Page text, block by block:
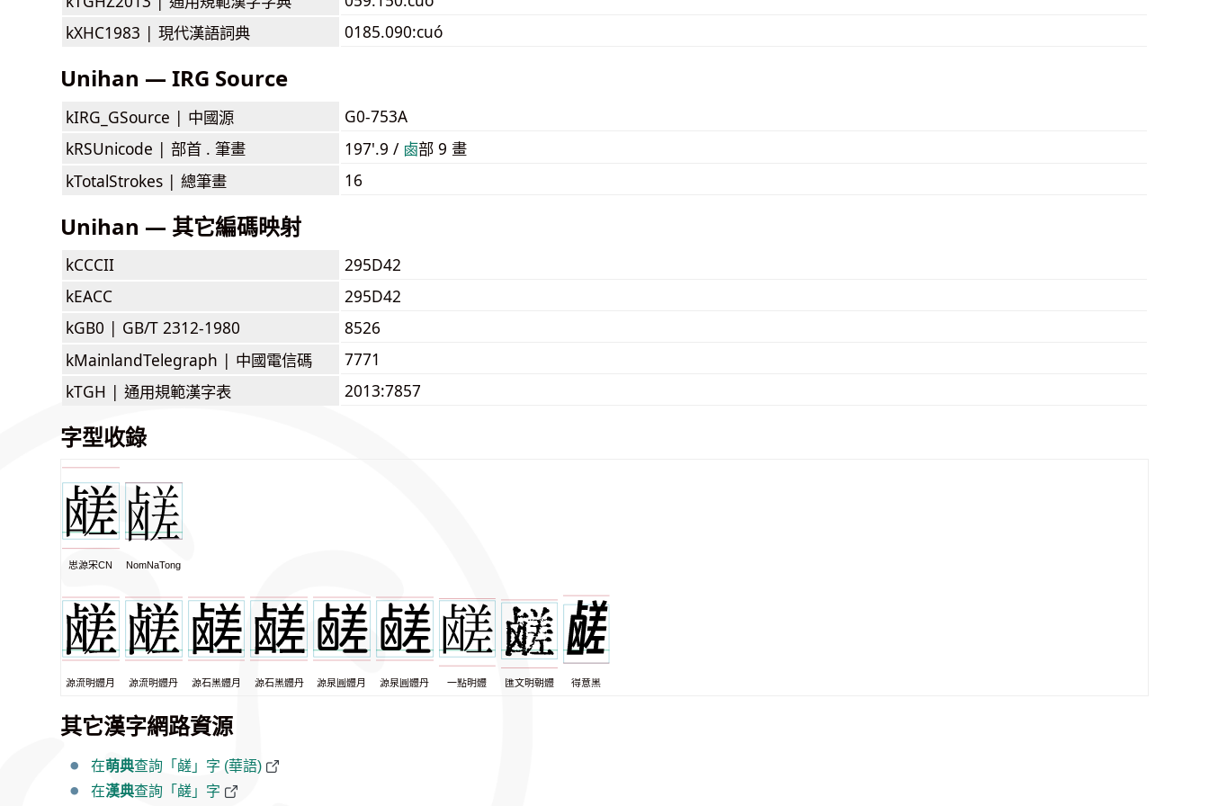
kXHC1983 | 現代漢語詞典 0185.090:cuó
Unihan — IRG Source
kIRG_GSource | 中國源
G0-753A
kRSUnicode | 部首 . 筆畫 197'.9 / ⿄部 9 畫
kTotalStrokes | 總筆畫 16
Unihan — 其它編碼映射
kCCCII
295D42
kEACC
295D42
kGB0 | GB/T 2312-1980
8526
kMainlandTelegraph | 中國電信碼
7771
kTGH | 通用規範漢字表 2013:7857
字型收錄
思源宋CN NomNaTong
源流明體月 源流明體丹 源石黑體月 源石黑體丹 源泉圓體月 源泉圓體丹 一點明體 匯文明朝體 得意黑
其它漢字網路資源
在萌典查詢「鹾」字 (華語)
在漢典查詢「鹾」字